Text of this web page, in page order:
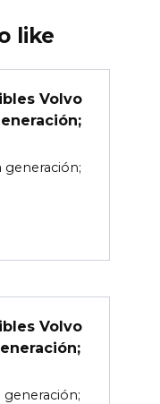
like
Volvo
generación;
Volvo
generación;